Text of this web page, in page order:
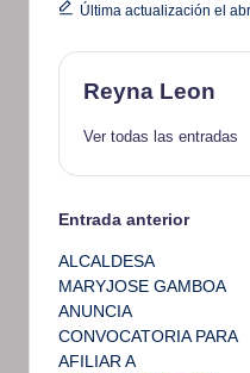
Última actualización el
Reyna Leon
Ver todas las entradas
Navegación
de
entradas
Entrada anterior
ALCALDESA
MARYJOSE GAMBOA
ANUNCIA
CONVOCATORIA PARA
AFILIAR A